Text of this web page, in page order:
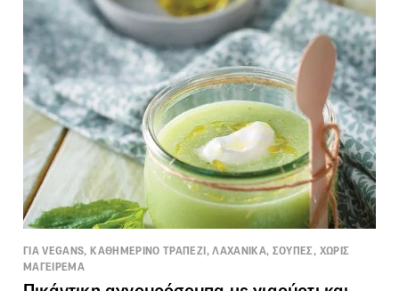
ΓΙΑ VEGANS, ΚΑΘΗΜΕΡΙΝΟ ΤΡΑΠΕΖΙ, ΛΑΧΑΝΙΚΑ, ΣΟΥΠΕΣ, ΧΩΡΙΣ
ΜΑΓΕΙΡΕΜΑ